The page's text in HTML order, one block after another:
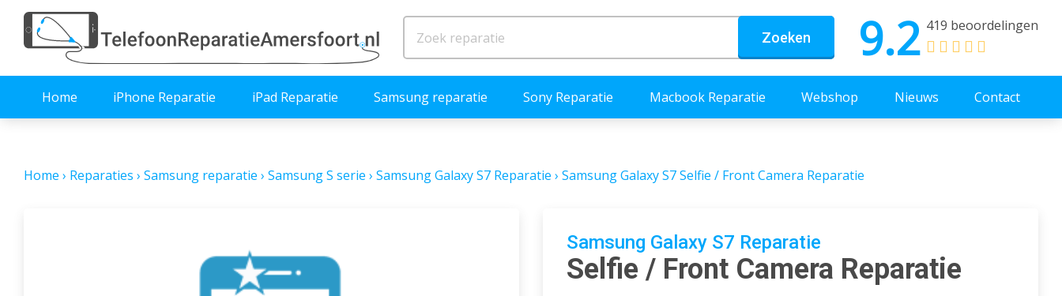
Zoeken 9.2 419 beoordelingen
Home iPhone Reparatie iPad Reparatie Samsung reparatie Sony Reparatie Macbook Reparatie Webshop Nieuws Contact
Home › Reparaties › Samsung reparatie › Samsung S serie › Samsung Galaxy S7 Reparatie › Samsung Galaxy S7 Selfie / Front Camera Reparatie
Samsung Galaxy S7 Reparatie
Selfie / Front Camera Reparatie